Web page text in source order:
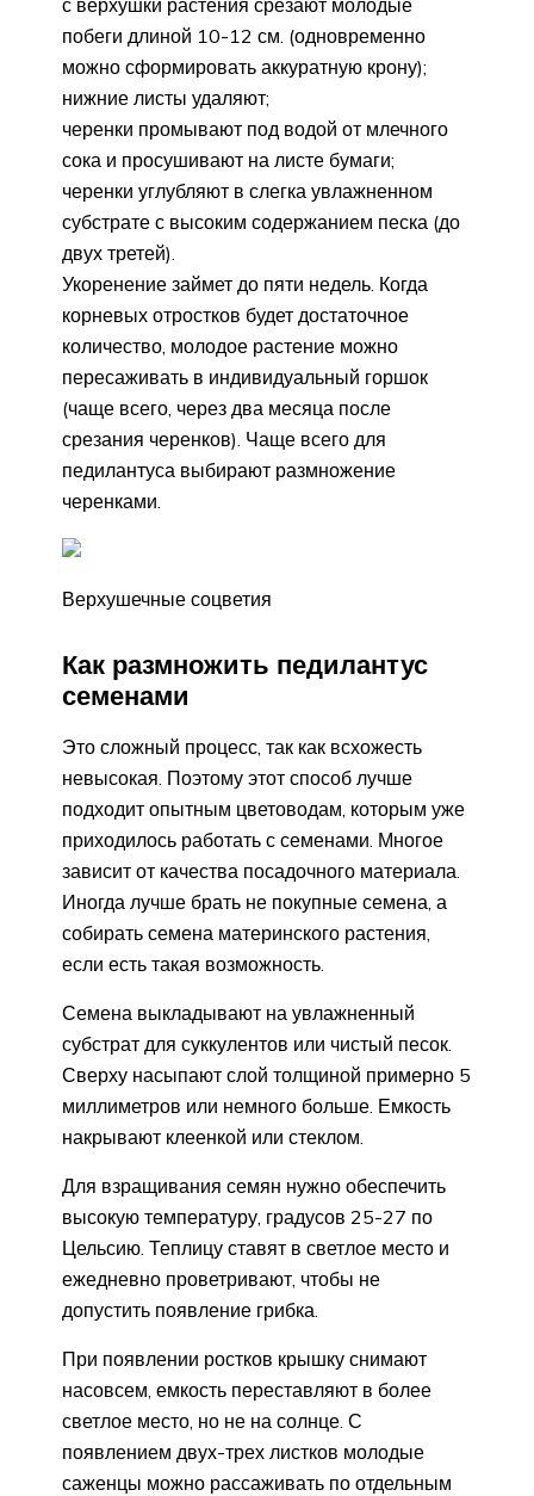
с верхушки растения срезают молодые
побеги длиной 10-12 см. (одновременно
можно сформировать аккуратную крону);
нижние листы удаляют;
черенки промывают под водой от млечного
сока и просушивают на листе бумаги;
черенки углубляют в слегка увлажненном
субстрате с высоким содержанием песка (до
двух третей).
Укоренение займет до пяти недель. Когда
корневых отростков будет достаточное
количество, молодое растение можно
пересаживать в индивидуальный горшок
(чаще всего, через два месяца после
срезания черенков). Чаще всего для
педилантуса выбирают размножение
черенками.
Верхушечные соцветия
Как размножить педилантус
семенами
Это сложный процесс, так как всхожесть
невысокая. Поэтому этот способ лучше
подходит опытным цветоводам, которым уже
приходилось работать с семенами. Многое
зависит от качества посадочного материала.
Иногда лучше брать не покупные семена, а
собирать семена материнского растения,
если есть такая возможность.
Семена выкладывают на увлажненный
субстрат для суккулентов или чистый песок.
Сверху насыпают слой толщиной примерно 5
миллиметров или немного больше. Емкость
накрывают клеенкой или стеклом.
Для взращивания семян нужно обеспечить
высокую температуру, градусов 25-27 по
Цельсию. Теплицу ставят в светлое место и
ежедневно проветривают, чтобы не
допустить появление грибка.
При появлении ростков крышку снимают
насовсем, емкость переставляют в более
светлое место, но не на солнце. С
появлением двух-трех листков молодые
саженцы можно рассаживать по отдельным